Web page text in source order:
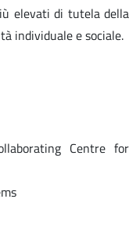
elevati di tutela della
individuale e sociale.
Centre for